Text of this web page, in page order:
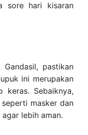
sore hari kisaran
Gandasil, pastikan
ini merupakan
keras. Sebaiknya,
masker dan
lebih aman.